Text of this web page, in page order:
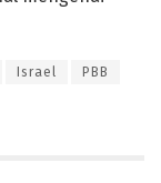
Israel PBB